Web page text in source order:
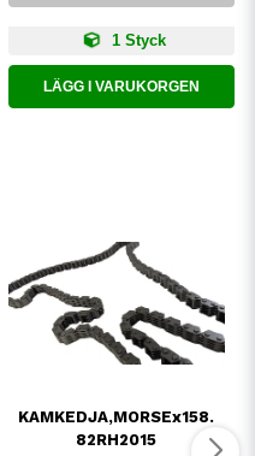
1 Styck
LÄGG I VARUKORGEN
KAMKEDJA,MORSEx158.
82RH2015